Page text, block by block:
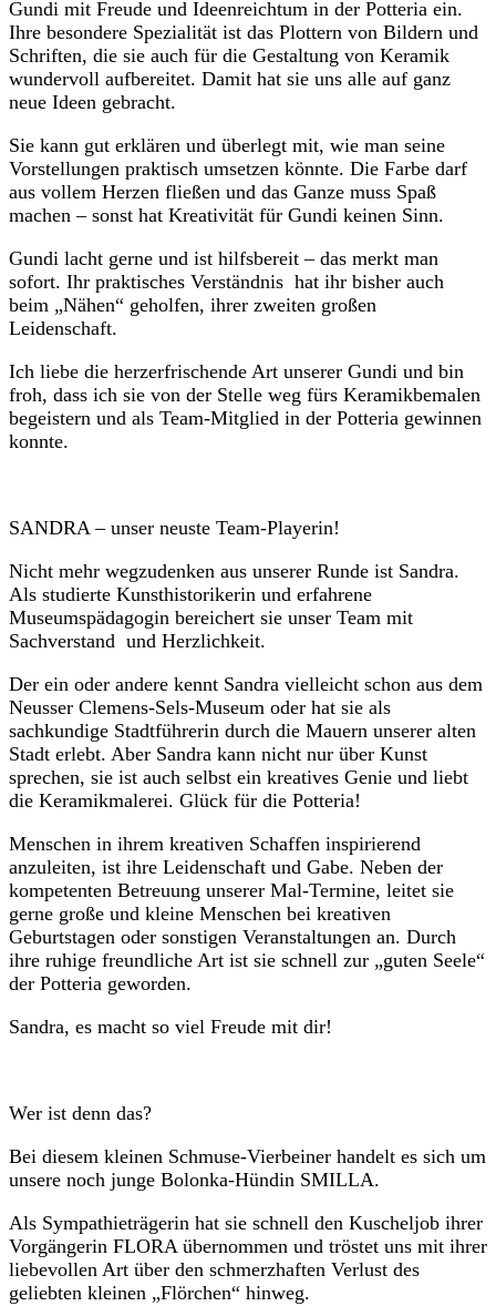
Gundi mit Freude und Ideenreichtum in der Potteria ein.
Ihre besondere Spezialität ist das Plottern von Bildern und
Schriften, die sie auch für die Gestaltung von Keramik
wundervoll aufbereitet. Damit hat sie uns alle auf ganz
neue Ideen gebracht.
Sie kann gut erklären und überlegt mit, wie man seine
Vorstellungen praktisch umsetzen könnte. Die Farbe darf
aus vollem Herzen fließen und das Ganze muss Spaß
machen – sonst hat Kreativität für Gundi keinen Sinn.
Gundi lacht gerne und ist hilfsbereit – das merkt man
sofort. Ihr praktisches Verständnis hat ihr bisher auch
beim „Nähen“ geholfen, ihrer zweiten großen
Leidenschaft.
Ich liebe die herzerfrischende Art unserer Gundi und bin
froh, dass ich sie von der Stelle weg fürs Keramikbemalen
begeistern und als Team-Mitglied in der Potteria gewinnen
konnte.
SANDRA – unser neuste Team-Playerin!
Nicht mehr wegzudenken aus unserer Runde ist Sandra.
Als studierte Kunsthistorikerin und erfahrene
Museumspädagogin bereichert sie unser Team mit
Sachverstand und Herzlichkeit.
Der ein oder andere kennt Sandra vielleicht schon aus dem
Neusser Clemens-Sels-Museum oder hat sie als
sachkundige Stadtführerin durch die Mauern unserer alten
Stadt erlebt. Aber Sandra kann nicht nur über Kunst
sprechen, sie ist auch selbst ein kreatives Genie und liebt
die Keramikmalerei. Glück für die Potteria!
Menschen in ihrem kreativen Schaffen inspirierend
anzuleiten, ist ihre Leidenschaft und Gabe. Neben der
kompetenten Betreuung unserer Mal-Termine, leitet sie
gerne große und kleine Menschen bei kreativen
Geburtstagen oder sonstigen Veranstaltungen an. Durch
ihre ruhige freundliche Art ist sie schnell zur „guten Seele“
der Potteria geworden.
Sandra, es macht so viel Freude mit dir!
Wer ist denn das?
Bei diesem kleinen Schmuse-Vierbeiner handelt es sich um
unsere noch junge Bolonka-Hündin SMILLA.
Als Sympathieträgerin hat sie schnell den Kuscheljob ihrer
Vorgängerin FLORA übernommen und tröstet uns mit ihrer
liebevollen Art über den schmerzhaften Verlust des
geliebten kleinen „Flörchen“ hinweg.